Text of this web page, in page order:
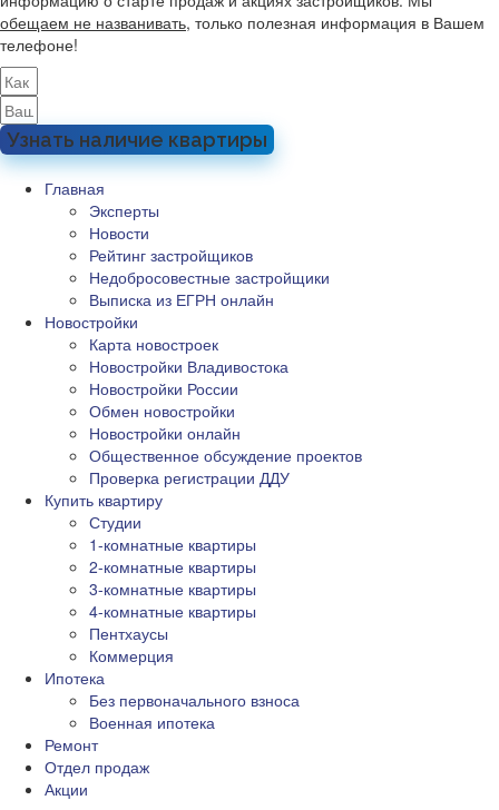
обещаем не названивать, только полезная информация в Вашем
телефоне!
Узнать наличие квартиры
Главная
Эксперты
Новости
Рейтинг застройщиков
Недобросовестные застройщики
Выписка из ЕГРН онлайн
Новостройки
Карта новостроек
Новостройки Владивостока
Новостройки России
Обмен новостройки
Новостройки онлайн
Общественное обсуждение проектов
Проверка регистрации ДДУ
Купить квартиру
Студии
1-комнатные квартиры
2-комнатные квартиры
3-комнатные квартиры
4-комнатные квартиры
Пентхаусы
Коммерция
Ипотека
Без первоначального взноса
Военная ипотека
Ремонт
Отдел продаж
Акции